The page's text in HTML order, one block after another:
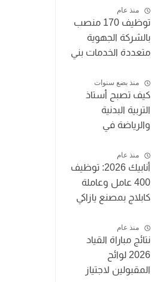
(Chargé de
Clientèle)
منذ عام
توظيف 170 منصب
بالشركة الجهوية
متعددة الخدمات بني
منذ بضع سنوات
كيف تصبح أستاذ
التربية البدنية
والرياضة في
منذ عام
أنابيك 2026: توظيف
400 عامل وعاملة
كابلاج بمصنع يازاكي
وCDD ابتداءً من
الإعدادي
منذ عام
نتائج مباراة القياد
2026 لوائح
المقبولين لاجتياز